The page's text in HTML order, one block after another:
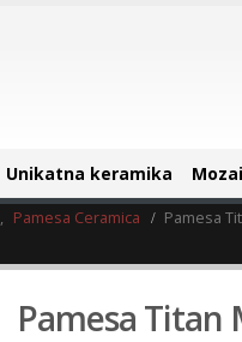
Unikatna keramika
, Pamesa Ceramica Pamesa
Pamesa Titan